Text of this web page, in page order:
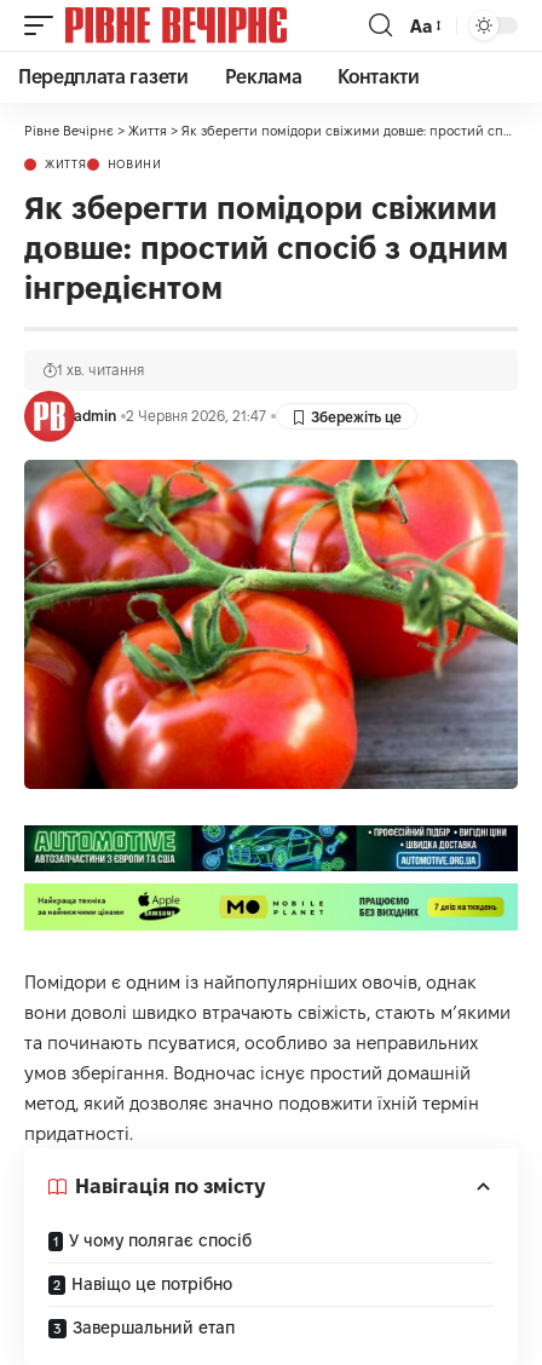
Аа
Передплата газети Реклама Контакти
Рівне Вечірнє > Життя > Як зберегти помідори свіжими довше: простий спосіб з одним інгредієнтом
ЖИТТЯ НОВИНИ
Як зберегти помідори свіжими
довше: простий спосіб з одним
інгредієнтом
admin 2 Червня 2026, 21:47
1 хв. читання
Помідори є одним із найпопулярніших овочів, однак
вони доволі швидко втрачають свіжість, стають м’якими
та починають псуватися, особливо за неправильних
умов зберігання. Водночас існує простий домашній
метод, який дозволяє значно подовжити їхній термін
придатності.
Навігація по змісту
У чому полягає спосіб
Навіщо це потрібно
Завершальний етап